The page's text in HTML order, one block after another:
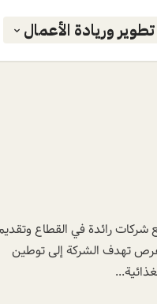
تطوير وريادة الأعمال
رائدة في القطاع
تهدف الشركة إلى توطين